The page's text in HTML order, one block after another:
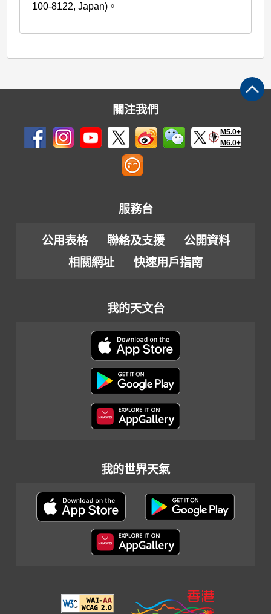
100-8122, Japan)。
關注我們
M5.0+
M6.0+
服務台
公用表格 聯絡及支援
公開資料
相關網址
快速用戶指南
我的天文台
我的世界天氣